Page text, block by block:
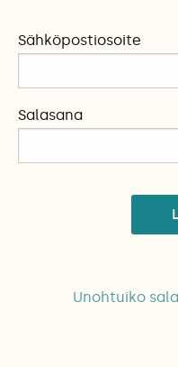
Sähköpostiosoite
Salasana
Unohtuiko